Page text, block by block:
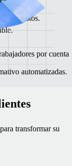
impuestos.
por cuenta
automatizadas.
transformar su